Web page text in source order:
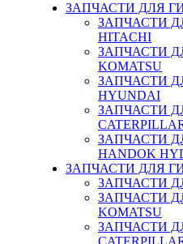
ЗАПЧАСТИ ДЛЯ
ЗАПЧАСТИ
HITACHI
ЗАПЧАСТИ
KOMATSU
ЗАПЧАСТИ
HYUNDAI
ЗАПЧАСТИ
ЗАПЧАСТИ
HANDOK
ЗАПЧАСТИ ДЛЯ
ЗАПЧАСТИ
ЗАПЧАСТИ
KOMATSU
ЗАПЧАСТИ